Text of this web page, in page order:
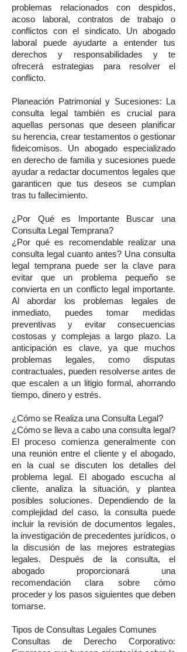
problemas relacionados con despidos,
acoso laboral, contratos de trabajo o
conflictos con el sindicato. Un abogado
laboral puede ayudarte a entender tus
derechos y responsabilidades y te
ofrecerá estrategias para resolver el
conflicto.
Planeación Patrimonial y Sucesiones: La
consulta legal también es crucial para
aquellas personas que deseen planificar
su herencia, crear testamentos o gestionar
fideicomisos. Un abogado especializado
en derecho de familia y sucesiones puede
ayudar a redactar documentos legales que
garanticen que tus deseos se cumplan
tras tu fallecimiento.
¿Por Qué es Importante Buscar una
Consulta Legal Temprana?
¿Por qué es recomendable realizar una
consulta legal cuanto antes? Una consulta
legal temprana puede ser la clave para
evitar que un problema pequeño se
convierta en un conflicto legal importante.
Al abordar los problemas legales de
inmediato, puedes tomar medidas
preventivas y evitar consecuencias
costosas y complejas a largo plazo. La
anticipación es clave, ya que muchos
problemas legales, como disputas
contractuales, pueden resolverse antes de
que escalen a un litigio formal, ahorrando
tiempo, dinero y estrés.
¿Cómo se Realiza una Consulta Legal?
¿Cómo se lleva a cabo una consulta legal?
El proceso comienza generalmente con
una reunión entre el cliente y el abogado,
en la cual se discuten los detalles del
problema legal. El abogado escucha al
cliente, analiza la situación, y plantea
posibles soluciones. Dependiendo de la
complejidad del caso, la consulta puede
incluir la revisión de documentos legales,
la investigación de precedentes jurídicos, o
la discusión de las mejores estrategias
legales. Después de la consulta, el
abogado proporcionará una
recomendación clara sobre cómo
proceder y los pasos siguientes que deben
tomarse.
Tipos de Consultas Legales Comunes
Consultas de Derecho Corporativo: